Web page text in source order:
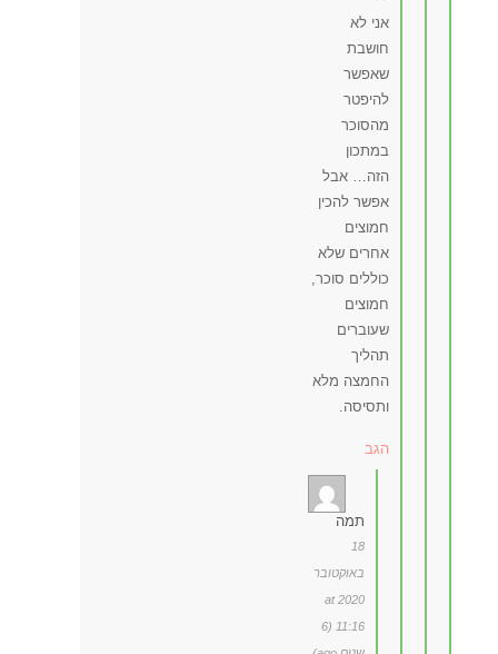
אני לא
חושבת
שאפשר
להיפטר
מהסוכר
במתכון
הזה… אבל
אפשר להכין
חמוצים
אחרים שלא
כוללים סוכר,
חמוצים
שעוברים
תהליך
החמצה מלא
ותסיסה.
הגב
תמה
18
באוקטובר
2020 at
11:16 (6